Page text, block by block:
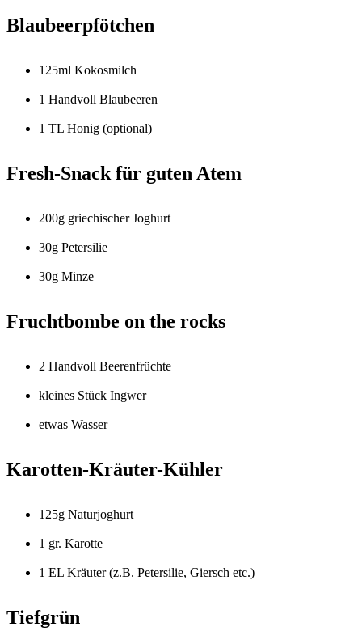
Blaubeerpfötchen
125ml Kokosmilch
1 Handvoll Blaubeeren
1 TL Honig (optional)
Fresh-Snack für guten Atem
200g griechischer Joghurt
30g Petersilie
30g Minze
Fruchtbombe on the rocks
2 Handvoll Beerenfrüchte
kleines Stück Ingwer
etwas Wasser
Karotten-Kräuter-Kühler
125g Naturjoghurt
1 gr. Karotte
1 EL Kräuter (z.B. Petersilie, Giersch etc.)
Tiefgrün